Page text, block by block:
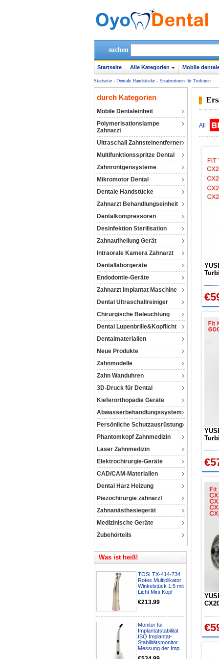
suchen
Startseite Alle Kategorien Mobile
Startseite - Dentale Handstücke - Ersatzrotoren für Turbinen
durch Kategorien
Mobile Dentaleinheit
Polymerisationslampe
Zahnarzt
Ultraschall Zahnsteinentferner
Multifunktionsspritze Dental
Zahnröntgensysteme
Mikromotor Dental
Dentale Handstücke
Zahnarzt Behandlungseinheit
Dentalkompressoren‎
Desinfektion Sterilisation
Zahnaufhellung Gerät
Intraorale Kamera Zahnarzt
Dentallaborgeräte
Endodontie-Geräte
Zahnarzt Implantat Maschine
Dental Ultraschallreiniger
Chirurgische Beleuchtung
Dental Lupenbrille&Kopflicht
Dentalmaterialien
Neue Produkte
Zahnmodelle
Zahn Wanduhren
3D-Druck für Dental
Kieferorthopädie Geräte
Abwasserbehandlungssystem
Persönliche Schutzausrüstung
Phantomkopf Zahnmedizin
Laser Zahnmedizin
Elektrochirurgie-Geräte
CAD/CAM-Materialien
Dental Harz Heizung
Piezochirurgie zahnarzt
Zahnanästhesiegerät
Medizinische Geräte
Zubehörteils
Was ist heiß!
TOSI TX-414-734
Rotes Multiplikator
Winkelstück 1:5 mit
Licht Mini-Kopf
€213.99
Monitor für
Implantatstabilität
ISQ Implantat-
Stabilitätsmonitor
Messung der Imp...
All